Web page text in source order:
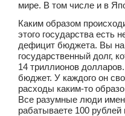
мире. В том числе и в
Каким образом
это­го государства есть
дефицит бюд­жета. Вы
государственный долг,
14 триллионов
бюджет. У каждого он
расходы каким-то
Все разумные люди
рабатываете 100 рублей